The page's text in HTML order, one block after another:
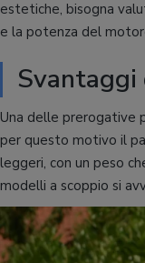
estetiche, bisogna
e la potenza del
Una delle prerogative
per questo motivo il
leggeri, con un peso
modelli a scoppio si